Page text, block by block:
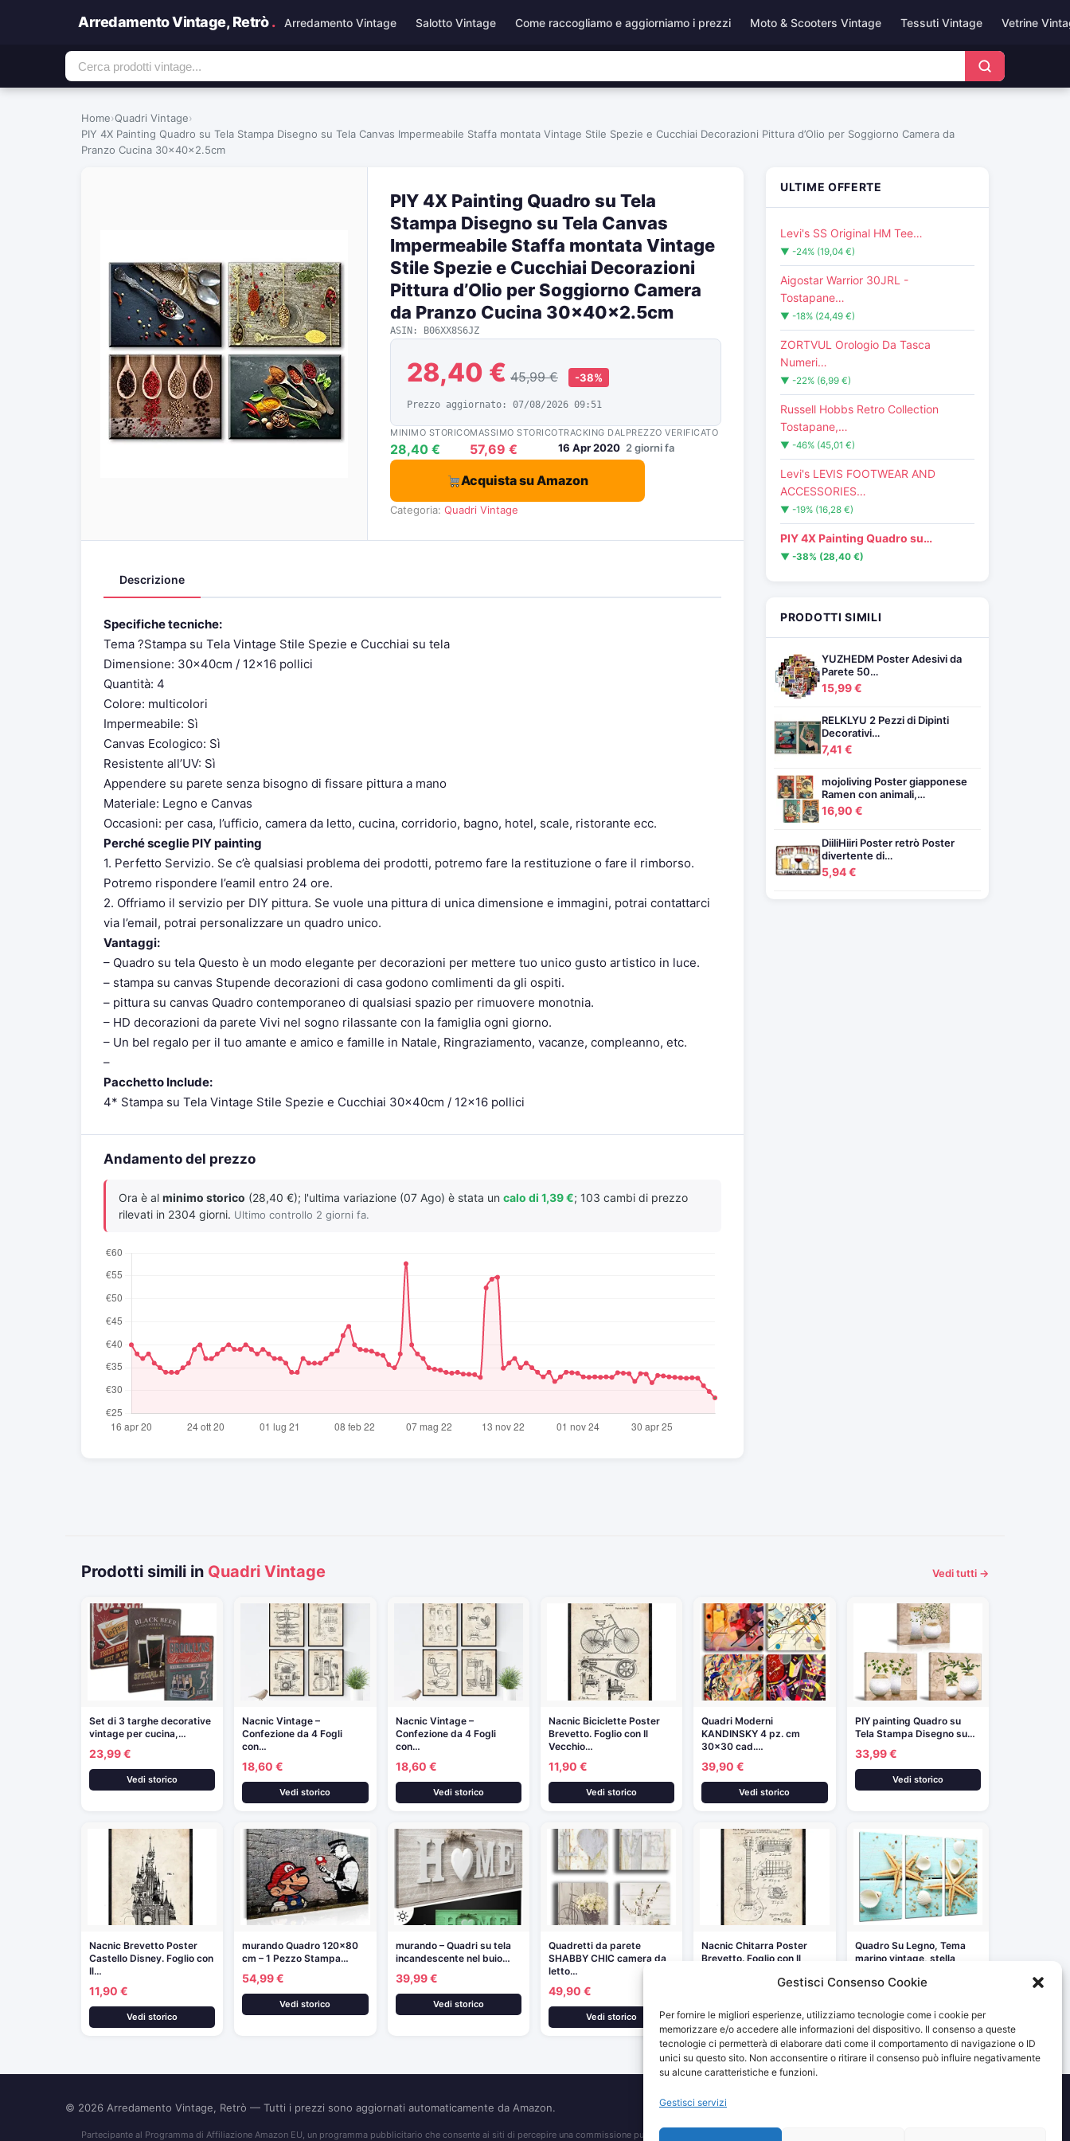
Gestisci Consenso Cookie
Per fornire le migliori esperienze, utilizziamo tecnologie come i cookie per
memorizzare e/o accedere alle informazioni del dispositivo. Il consenso a queste
tecnologie ci permetterà di elaborare dati come il comportamento di navigazione o ID
unici su questo sito. Non acconsentire o ritirare il consenso può influire negativamente
su alcune caratteristiche e funzioni.
Gestisci servizi
Arredamento Vintage, Retrò. Arredamento Vintage Salotto Vintage Come raccogliamo e aggiorniamo i prezzi Moto & Scooters Vintage Tessuti Vintage Vetrine
Home›Quadri Vintage›
PIY 4X Painting Quadro su Tela Stampa Disegno su Tela Canvas Impermeabile Staffa montata Vintage Stile Spezie e Cucchiai Decorazioni Pittura d’Olio per Soggiorno Camera da
Pranzo Cucina 30x40x2.5cm
PIY 4X Painting Quadro su Tela
Stampa Disegno su Tela Canvas
Impermeabile Staffa montata Vintage
Stile Spezie e Cucchiai Decorazioni
Pittura d’Olio per Soggiorno Camera
da Pranzo Cucina 30x40x2.5cm
ASIN: B06XX8S6JZ
28,40 € 45,99 € -38%
Prezzo aggiornato: 07/08/2026 09:51
MINIMO STORICO
28,40 €
MASSIMO STORICO
57,69 €
TRACKING DAL
16 Apr 2020
PREZZO VERIFICATO
2 giorni fa
Acquista su Amazon
Categoria: Quadri Vintage
Descrizione
Specifiche tecniche:
Tema ?Stampa su Tela Vintage Stile Spezie e Cucchiai su tela
Dimensione: 30x40cm / 12×16 pollici
Quantità: 4
Colore: multicolori
Impermeabile: Sì
Canvas Ecologico: Sì
Resistente all’UV: Sì
Appendere su parete senza bisogno di fissare pittura a mano
Materiale: Legno e Canvas
Occasioni: per casa, l’ufficio, camera da letto, cucina, corridorio, bagno, hotel, scale, ristorante ecc.
Perché sceglie PIY painting
1. Perfetto Servizio. Se c’è qualsiasi problema dei prodotti, potremo fare la restituzione o fare il rimborso.
Potremo rispondere l’eamil entro 24 ore.
2. Offriamo il servizio per DIY pittura. Se vuole una pittura di unica dimensione e immagini, potrai contattarci
via l’email, potrai personalizzare un quadro unico.
Vantaggi:
– Quadro su tela Questo è un modo elegante per decorazioni per mettere tuo unico gusto artistico in luce.
– stampa su canvas Stupende decorazioni di casa godono comlimenti da gli ospiti.
– pittura su canvas Quadro contemporaneo di qualsiasi spazio per rimuovere monotnia.
– HD decorazioni da parete Vivi nel sogno rilassante con la famiglia ogni giorno.
– Un bel regalo per il tuo amante e amico e famille in Natale, Ringraziamento, vacanze, compleanno, etc.
–
Pacchetto Include:
4* Stampa su Tela Vintage Stile Spezie e Cucchiai 30x40cm / 12×16 pollici
Andamento del prezzo
Ora è al minimo storico (28,40 €); l'ultima variazione (07 Ago) è stata un calo di 1,39 €; 103 cambi di prezzo
rilevati in 2304 giorni. Ultimo controllo 2 giorni fa.
ULTIME OFFERTE
Levi's SS Original HM Tee…
▼ -24% (19,04 €)
Aigostar Warrior 30JRL -
Tostapane…
▼ -18% (24,49 €)
ZORTVUL Orologio Da Tasca
Numeri…
▼ -22% (6,99 €)
Russell Hobbs Retro Collection
Tostapane,…
▼ -46% (45,01 €)
Levi's LEVIS FOOTWEAR AND
ACCESSORIES…
▼ -19% (16,28 €)
PIY 4X Painting Quadro su…
▼ -38% (28,40 €)
PRODOTTI SIMILI
YUZHEDM Poster Adesivi da
Parete 50…
15,99 €
RELKLYU 2 Pezzi di Dipinti
Decorativi…
7,41 €
mojoliving Poster giapponese
Ramen con animali,…
16,90 €
DiiliHiiri Poster retrò Poster
divertente di…
5,94 €
Prodotti simili in Quadri Vintage Vedi tutti →
Set di 3 targhe decorative
vintage per cucina,…
23,99 €
Vedi storico
Nacnic Vintage –
Confezione da 4 Fogli
con…
18,60 €
Vedi storico
Nacnic Vintage –
Confezione da 4 Fogli
con…
18,60 €
Vedi storico
Nacnic Biciclette Poster
Brevetto. Foglio con Il
Vecchio…
11,90 €
Vedi storico
Quadri Moderni
KANDINSKY 4 pz. cm
30×30 cad.…
39,90 €
Vedi storico
PIY painting Quadro su
Tela Stampa Disegno su…
33,99 €
Vedi storico
Nacnic Brevetto Poster
Castello Disney. Foglio con
Il…
11,90 €
Vedi storico
murando Quadro 120×80
cm – 1 Pezzo Stampa…
54,99 €
Vedi storico
murando – Quadri su tela
incandescente nel buio…
39,99 €
Vedi storico
Quadretti da parete
SHABBY CHIC camera da
letto…
49,90 €
Vedi storico
Nacnic Chitarra Poster
Brevetto. Foglio con Il
Vedi storico
Quadro Su Legno, Tema
marino vintage, stella
76,02 €
Vedi storico
© 2026 Arredamento Vintage, Retrò — Tutti i prezzi sono aggiornati automaticamente da Amazon.
Partecipante al Programma di Affiliazione Amazon EU, un programma pubblicitario che consente ai siti di percepire una commissione pubblicitaria pubblicizzando e fornendo link al sito Amazon.it. I prezzi potrebbero